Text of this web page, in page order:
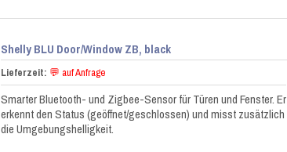
Shelly BLU Door/Window ZB, black
Lieferzeit: 💬 auf Anfrage
Smarter Bluetooth- und Zigbee-Sensor für Türen und Fenster. Er
erkennt den Status (geöffnet/geschlossen) und misst zusätzlich
die Umgebungshelligkeit.